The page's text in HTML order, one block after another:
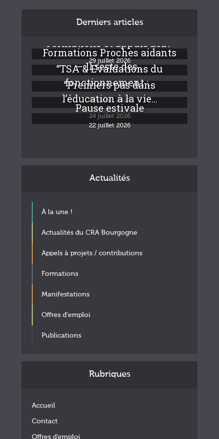
Derniers articles
Formations et appuis 2027
29 juillet 2026
Formations Proches aidants
– Il reste des...
24 juillet 2026
“TSA & Evaluations du
fonctionnement :...
24 juillet 2026
“Premiers pas dans
l’éducation à la vie...
24 juillet 2026
Pause estivale
22 juillet 2026
Actualités
À la une !
Actualités du CRA Bourgogne
Appels à projets / contributions
Formations
Manifestations
Offres d'emploi
Publications
Rubriques
Accueil
Contact
Offres d’emploi